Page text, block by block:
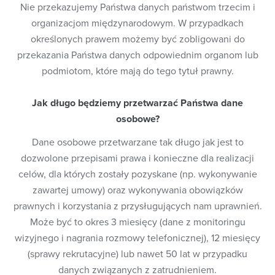
Nie przekazujemy Państwa danych państwom trzecim i
organizacjom międzynarodowym. W przypadkach
określonych prawem możemy być zobligowani do
przekazania Państwa danych odpowiednim organom lub
podmiotom, które mają do tego tytuł prawny.
Jak długo będziemy przetwarzać Państwa dane
osobowe?
Dane osobowe przetwarzane tak długo jak jest to
dozwolone przepisami prawa i konieczne dla realizacji
celów, dla których zostały pozyskane (np. wykonywanie
zawartej umowy) oraz wykonywania obowiązków
prawnych i korzystania z przysługujących nam uprawnień.
Może być to okres 3 miesięcy (dane z monitoringu
wizyjnego i nagrania rozmowy telefonicznej), 12 miesięcy
(sprawy rekrutacyjne) lub nawet 50 lat w przypadku
danych związanych z zatrudnieniem.
przetwarzanie jest niezbędne do wypełnienia
obowiązku prawnego ciążącego na administratorze.
Kto jest Administratorem Państwa danych osobowych?
Przedsiębiorstwo Wodociągów i Kanalizacji Sp. z o.o. z
76 746 80 01,mpwik@mpwik.lubin.pl, kontakt z Inspektorem
Ochrony Danych Osobowych Administratora - Panią
osobowych dotyczących opłaty za gospodarowanie
odpadami komunalnymi - Gmina Miejska Lubin, ul.
Komu przekazujemy dane osobowe?
Państwa dane osobowe przekazujemy wyłącznie podmiotom,
które w imieniu Administratora wykonują niektóre czynności
przetwarzania danych osobowych (np. obsługują nasze
systemy informatyczne, odbierają odpady komunalne). Z
podmiotami takimi zawieramy odpowiednie umowy, a